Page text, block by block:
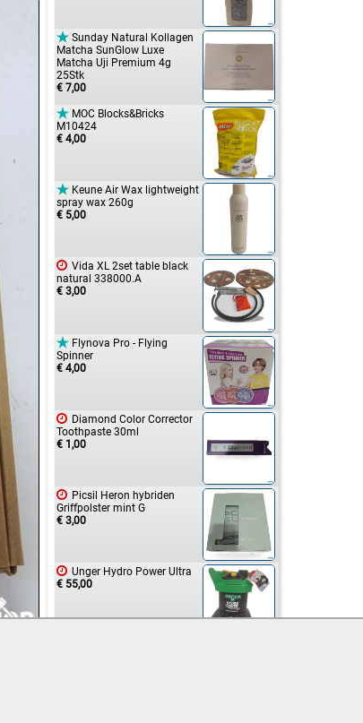
 Sunday Natural Kollagen
Matcha SunGlow Luxe
Matcha Uji Premium 4g
25Stk
€ 7,00
 MOC Blocks&Bricks
M10424
€ 4,00
 Keune Air Wax lightweight
spray wax 260g
€ 5,00
 Vida XL 2set table black
natural 338000.A
€ 3,00
 Flynova Pro - Flying
Spinner
€ 4,00
 Diamond Color Corrector
Toothpaste 30ml
€ 1,00
 Picsil Heron hybriden
Griffpolster mint G
€ 3,00
 Unger Hydro Power Ultra
€ 55,00